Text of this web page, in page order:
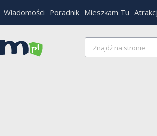
Wiadomości Poradnik Mieszkam Tu